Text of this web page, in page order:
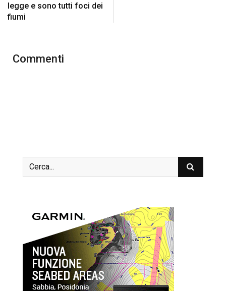
legge e sono tutti foci dei
fiumi
Commenti